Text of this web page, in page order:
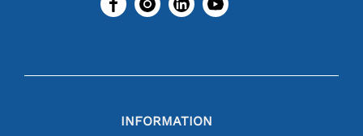
INFORMATION